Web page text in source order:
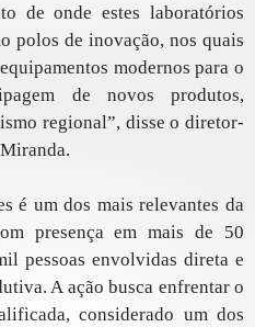
de onde estes laboratórios
polos de inovação, nos quais
modernos para o
de novos produtos,
regional”, disse o diretor-
é um dos mais relevantes da
presença em mais de 50
pessoas envolvidas direta e
A ação busca enfrentar o
considerado um dos